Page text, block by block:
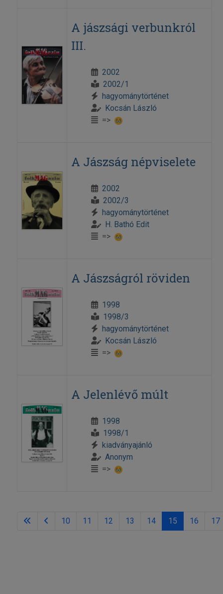
A jászsági verbunkról
III.
2002
2002/1
hagyománytörténet
Kocsán László
=>
A Jászság népviselete
2002
2002/3
hagyománytörténet
H. Bathó Edit
=>
A Jászságról röviden
1998
1998/3
hagyománytörténet
Kocsán László
=>
A Jelenlévő múlt
1998
1998/1
kiadványajánló
Anonym
=>
10 11 12 13 14 15 16 17